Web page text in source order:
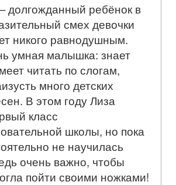
долгожданный ребёнок в
смех девочки
никого равнодушным.
умная малышка: знает
читать по слогам,
много детских
В этом году Лиза
класс
школы, но пока
не научилась
очень важно, чтобы
пойти своими ножками!